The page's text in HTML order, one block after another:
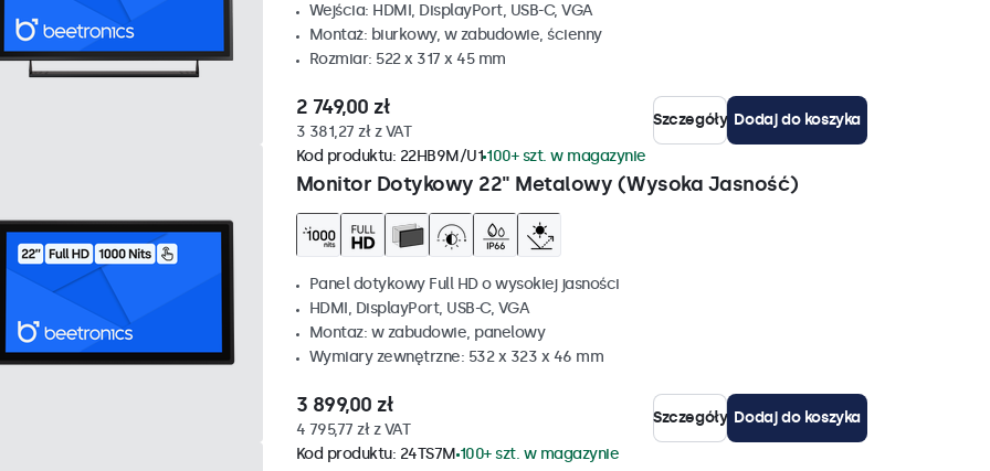
Wejścia: HDMI, DisplayPort, USB-C, VGA
Montaż: biurkowy, w zabudowie, ścienny
Rozmiar: 522 x 317 x 45 mm
2 749,00 zł
3 381,27 zł z VAT
Szczegóły Dodaj do koszyka
Monitor Dotykowy 22" Metalowy (Wysoka Jasność)
Kod produktu: 22HB9M/U1 100+ szt. w magazynie
Panel dotykowy Full HD o wysokiej jasności
HDMI, DisplayPort, USB-C, VGA
Montaz: w zabudowie, panelowy
Wymiary zewnętrzne: 532 x 323 x 46 mm
3 899,00 zł
4 795,77 zł z VAT
Szczegóły Dodaj do koszyka
Kod produktu: 24TS7M 100+ szt. w magazynie